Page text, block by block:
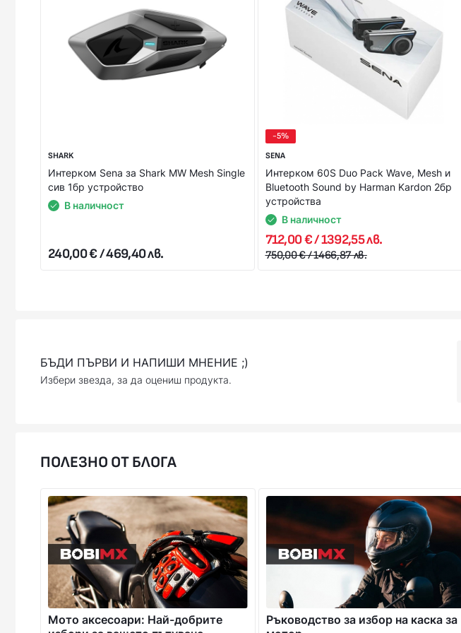
ЗА ПОВЕЧЕ ИНФОРМАЦИЯ НЕ СЕ КОЛЕБАЙТЕ ДА СЕ СВЪРЖЕТЕ С НАС СПОРЕД
SHARK
Интерком Sena за Shark MW Mesh Single
сив 1бр устройство
В наличност
240,00 € / 469,40 лв.
-5%
SENA
Интерком 60S Duo Pack Wave, Mesh и
Bluetooth Sound by Harman Kardon 2бр
устройства
В наличност
712,00 € / 1392,55 лв.
750,00 € / 1466,87 лв.
БЪДИ ПЪРВИ И НАПИШИ МНЕНИЕ ;)
Избери звезда, за да оцениш продукта.
ПОЛЕЗНО ОТ БЛОГА
Мото аксесоари: Най-добрите
Ръководство за избор на каска за